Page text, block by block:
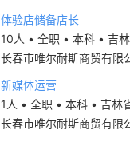
体验店储备店长
10人 • 全职 • 本科 • 吉
长春市唯尔耐斯商贸有限
新媒体运营
1人 • 全职 • 本科 • 吉林
长春市唯尔耐斯商贸有限